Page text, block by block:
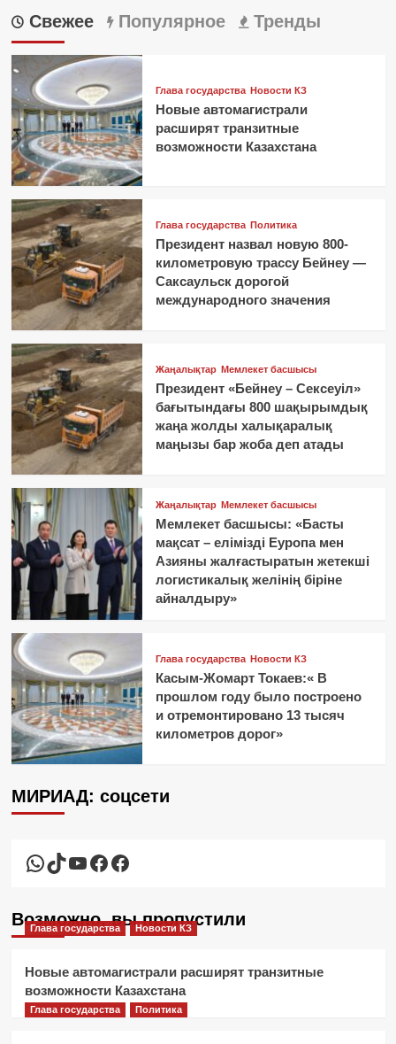
Свежее Популярное Тренды
Глава государства Новости КЗ
Новые автомагистрали
расширят транзитные
возможности Казахстана
Глава государства Политика
Президент назвал новую 800-
километровую трассу Бейнеу —
Саксаульск дорогой
международного значения
Жаңалықтар Мемлекет басшысы
Президент «Бейнеу – Сексеуіл»
бағытындағы 800 шақырымдық
жаңа жолды халықаралық
маңызы бар жоба деп атады
Жаңалықтар Мемлекет басшысы
Мемлекет басшысы: «Басты
мақсат – елімізді Еуропа мен
Азияны жалғастыратын жетекші
логистикалық желінің біріне
айналдыру»
Глава государства Новости КЗ
Касым-Жомарт Токаев:« В
прошлом году было построено
и отремонтировано 13 тысяч
километров дорог»
МИРИАД: соцсети
WhatsApp
TikTok
YouTube
Facebook
Facebook
Возможно, вы пропустили
Глава государства Новости КЗ
Новые автомагистрали расширят транзитные
возможности Казахстана
Глава государства Политика